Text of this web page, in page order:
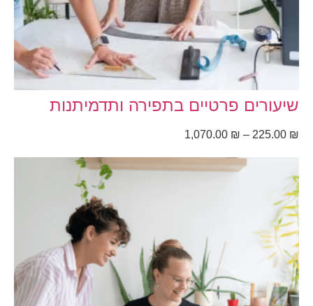
שיעורים פרטיים בתפירה ותדמיתנות
225.00 ₪
–
1,070.00 ₪